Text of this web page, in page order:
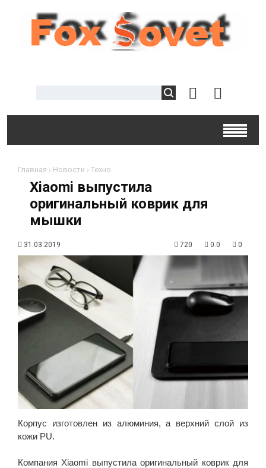
Главная › Новости › Техно
Xiaomi выпустила
оригинальный коврик для
мышки
31.03.2019 720 0.0 0
Корпус изготовлен из алюминия, а верхний слой из
кожи PU.
Компания Xiaomi выпустила оригинальный коврик для